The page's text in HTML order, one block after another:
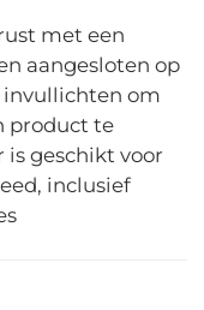
met een
aangesloten op
invullichten om
product te
is geschikt voor
inclusief